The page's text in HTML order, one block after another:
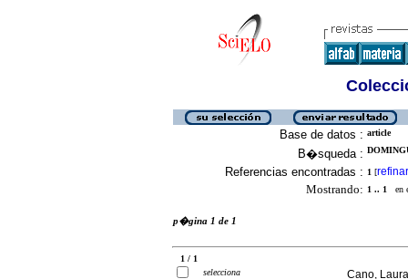
Base de datos : article
B�squeda :
Referencias encontradas : 1 [refinar
Mostrando: 1 .. 1 en
p�gina 1 de 1
1 / 1
selecciona
Cano,